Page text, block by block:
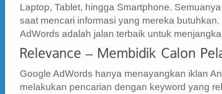
Laptop, Tablet, hingga Smartphone.
saat mencari informasi yang mereka
AdWords adalah jalan terbaik untuk
Google AdWords hanya menayangkan iklan
melakukan pencarian dengan keyword yang